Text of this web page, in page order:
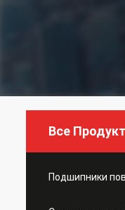
Все
Подшипники